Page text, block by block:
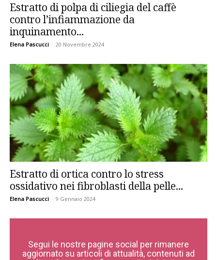
Estratto di polpa di ciliegia del caffè
contro l’infiammazione da
inquinamento...
Elena Pascucci - 20 Novembre 2024
Estratto di ortica contro lo stress
ossidativo nei fibroblasti della pelle...
Elena Pascucci - 9 Gennaio 2024
Segui le nostre pagine social per rimanere
aggiornato su articoli di attualità, contenuti ad